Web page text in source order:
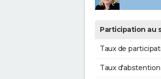
Participation au
Taux de
Taux d'abstention